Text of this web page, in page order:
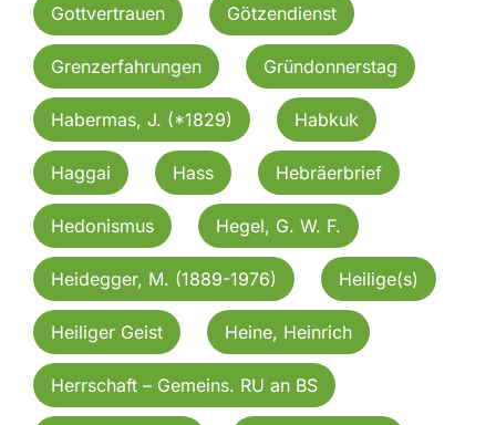
Gottvertrauen Götzendienst
Grenzerfahrungen Gründonnerstag
Habermas, J. (*1829) Habkuk
Haggai Hass Hebräerbrief
Hedonismus Hegel, G. W. F.
Heidegger, M. (1889-1976) Heilige(s)
Heiliger Geist Heine, Heinrich
Herrschaft – Gemeins. RU an BS